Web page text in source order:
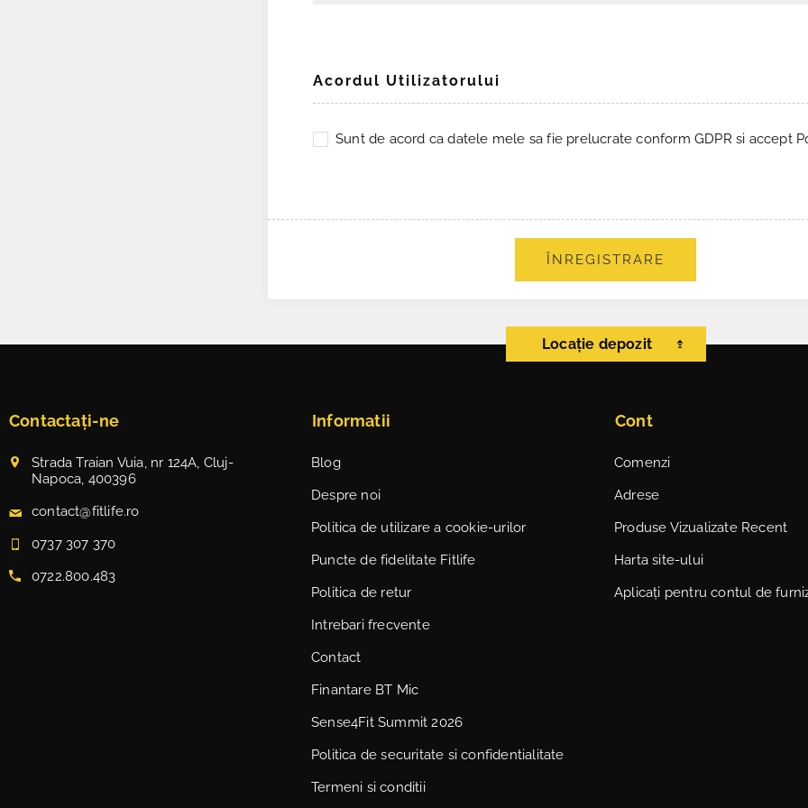
Acordul Utilizatorului
Sunt de acord ca datele mele sa fie prelucrate conform GDPR si accept
ÎNREGISTRARE
Locație depozit
Contactați-ne
Strada Traian Vuia, nr 124A, Cluj-
Napoca, 400396
contact@fitlife.ro
0737 307 370
0722.800.483
Informatii
Blog
Despre noi
Politica de utilizare a cookie-urilor
Puncte de fidelitate Fitlife
Politica de retur
Intrebari frecvente
Contact
Finantare BT Mic
Sense4Fit Summit 2026
Politica de securitate si confidentialitate
Termeni si conditii
Cont
Comenzi
Adrese
Produse Vizualizate Recent
Harta site-ului
Aplicați pentru contul de